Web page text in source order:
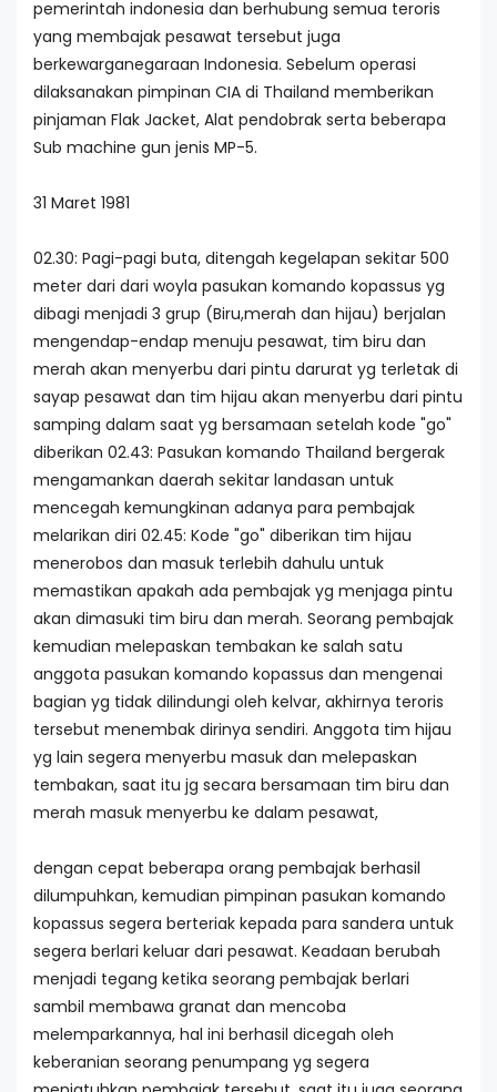
pemerintah indonesia dan berhubung semua teroris
yang membajak pesawat tersebut juga
berkewarganegaraan Indonesia. Sebelum operasi
dilaksanakan pimpinan CIA di Thailand memberikan
pinjaman Flak Jacket, Alat pendobrak serta beberapa
Sub machine gun jenis MP-5.
31 Maret 1981
02.30: Pagi-pagi buta, ditengah kegelapan sekitar 500
meter dari dari woyla pasukan komando kopassus yg
dibagi menjadi 3 grup (Biru,merah dan hijau) berjalan
mengendap-endap menuju pesawat, tim biru dan
merah akan menyerbu dari pintu darurat yg terletak di
sayap pesawat dan tim hijau akan menyerbu dari pintu
samping dalam saat yg bersamaan setelah kode "go"
diberikan 02.43: Pasukan komando Thailand bergerak
mengamankan daerah sekitar landasan untuk
mencegah kemungkinan adanya para pembajak
melarikan diri 02.45: Kode "go" diberikan tim hijau
menerobos dan masuk terlebih dahulu untuk
memastikan apakah ada pembajak yg menjaga pintu
akan dimasuki tim biru dan merah. Seorang pembajak
kemudian melepaskan tembakan ke salah satu
anggota pasukan komando kopassus dan mengenai
bagian yg tidak dilindungi oleh kelvar, akhirnya teroris
tersebut menembak dirinya sendiri. Anggota tim hijau
yg lain segera menyerbu masuk dan melepaskan
tembakan, saat itu jg secara bersamaan tim biru dan
merah masuk menyerbu ke dalam pesawat,
dengan cepat beberapa orang pembajak berhasil
dilumpuhkan, kemudian pimpinan pasukan komando
kopassus segera berteriak kepada para sandera untuk
segera berlari keluar dari pesawat. Keadaan berubah
menjadi tegang ketika seorang pembajak berlari
sambil membawa granat dan mencoba
melemparkannya, hal ini berhasil dicegah oleh
keberanian seorang penumpang yg segera